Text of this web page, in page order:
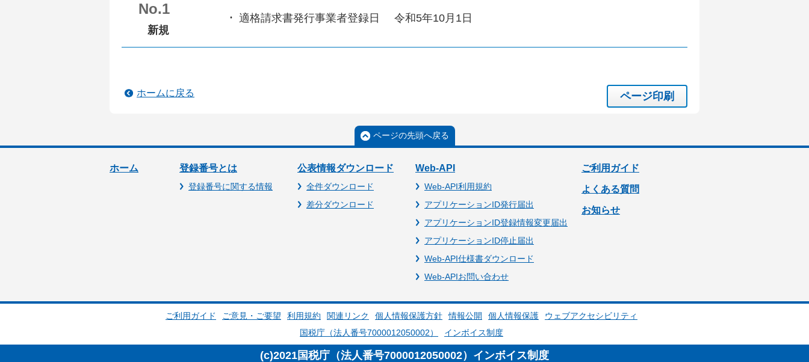
No.1
新規
適格請求書発行事業者登録日 令和5年10月1日
ページ印刷
ホームに戻る
ページの先頭へ戻る
ホーム 登録番号とは
登録番号に関する情報
公表情報ダウンロード
全件ダウンロード
差分ダウンロード
Web-API
Web-API利用規約
アプリケーションID発行届出
アプリケーションID登録情報変更届出
アプリケーションID停止届出
Web-API仕様書ダウンロード
Web-APIお問い合わせ
ご利用ガイド
よくある質問
お知らせ
ご利用ガイド ご意見・ご要望 利用規約 関連リンク 個人情報保護方針 情報公開 個人情報保護
ウェブアクセシビリティ
国税庁（法人番号7000012050002）
インボイス制度
(c)2021国税庁（法人番号7000012050002）インボイス制度